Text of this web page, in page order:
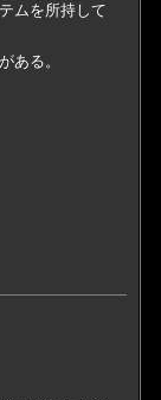
ムを所持して
ある。